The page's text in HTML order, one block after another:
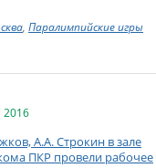
, Паралимпийские игры
А.А. Строкин в зале
ПКР провели рабочее